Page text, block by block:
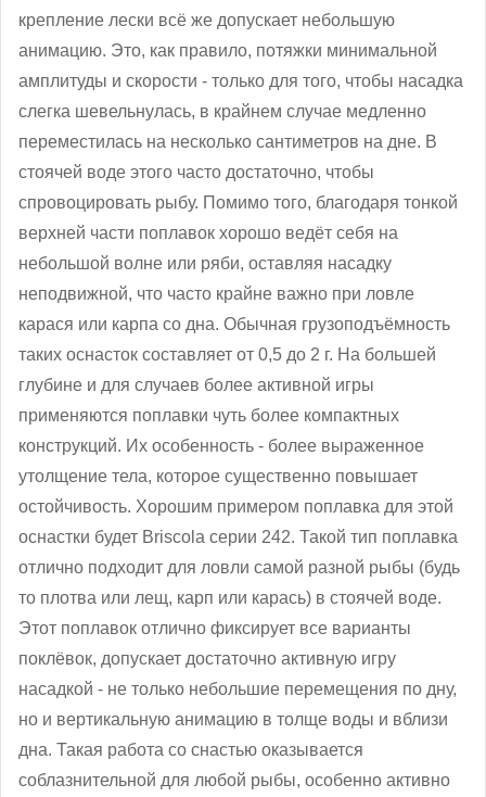
крепление лески всё же допускает небольшую
анимацию. Это, как правило, потяжки минимальной
амплитуды и скорости - только для того, чтобы насадка
слегка шевельнулась, в крайнем случае медленно
переместилась на несколько сантиметров на дне. В
стоячей воде этого часто достаточно, чтобы
спровоцировать рыбу. Помимо того, благодаря тонкой
верхней части поплавок хорошо ведёт себя на
небольшой волне или ряби, оставляя насадку
неподвижной, что часто крайне важно при ловле
карася или карпа со дна. Обычная грузоподъёмность
таких оснасток составляет от 0,5 до 2 г. На большей
глубине и для случаев более активной игры
применяются поплавки чуть более компактных
конструкций. Их особенность - более выраженное
утолщение тела, которое существенно повышает
остойчивость. Хорошим примером поплавка для этой
оснастки будет Briscola серии 242. Такой тип поплавка
отлично подходит для ловли самой разной рыбы (будь
то плотва или лещ, карп или карась) в стоячей воде.
Этот поплавок отлично фиксирует все варианты
поклёвок, допускает достаточно активную игру
насадкой - не только небольшие перемещения по дну,
но и вертикальную анимацию в толще воды и вблизи
дна. Такая работа со снастью оказывается
соблазнительной для любой рыбы, особенно активно